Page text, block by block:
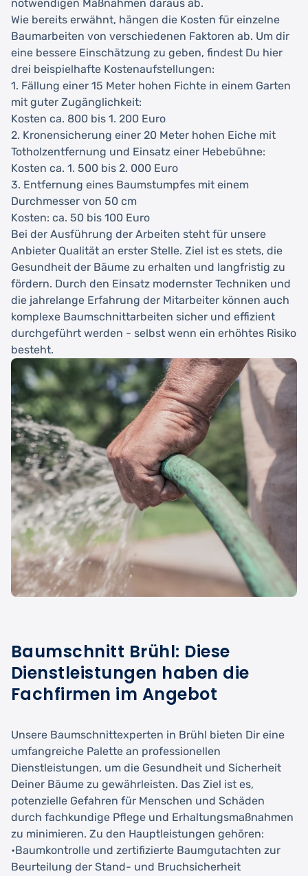
notwendigen Maßnahmen daraus ab.
Wie bereits erwähnt, hängen die Kosten für einzelne
Baumarbeiten von verschiedenen Faktoren ab. Um dir
eine bessere Einschätzung zu geben, findest Du hier
drei beispielhafte Kostenaufstellungen:
1. Fällung einer 15 Meter hohen Fichte in einem Garten
mit guter Zugänglichkeit:
Kosten ca. 800 bis 1. 200 Euro
2. Kronensicherung einer 20 Meter hohen Eiche mit
Totholzentfernung und Einsatz einer Hebebühne:
Kosten ca. 1. 500 bis 2. 000 Euro
3. Entfernung eines Baumstumpfes mit einem
Durchmesser von 50 cm
Kosten: ca. 50 bis 100 Euro
Bei der Ausführung der Arbeiten steht für unsere
Anbieter Qualität an erster Stelle. Ziel ist es stets, die
Gesundheit der Bäume zu erhalten und langfristig zu
fördern. Durch den Einsatz modernster Techniken und
die jahrelange Erfahrung der Mitarbeiter können auch
komplexe Baumschnittarbeiten sicher und effizient
durchgeführt werden - selbst wenn ein erhöhtes Risiko
besteht.
Baumschnitt Brühl: Diese
Dienstleistungen haben die
Fachfirmen im Angebot
Unsere Baumschnittexperten in Brühl bieten Dir eine
umfangreiche Palette an professionellen
Dienstleistungen, um die Gesundheit und Sicherheit
Deiner Bäume zu gewährleisten. Das Ziel ist es,
potenzielle Gefahren für Menschen und Schäden
durch fachkundige Pflege und Erhaltungsmaßnahmen
zu minimieren. Zu den Hauptleistungen gehören:
•Baumkontrolle und zertifizierte Baumgutachten zur
Beurteilung der Stand- und Bruchsicherheit